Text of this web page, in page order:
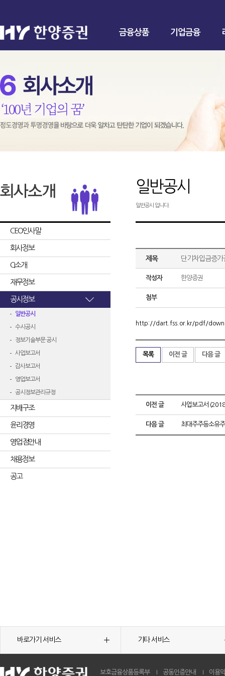
금융상품 기업금융
CEO인사말
회사정보
CI소개
재무정보
공시정보
일반공시
수시공시
정보기술부문 공시
사업보고서
감사보고서
영업보고서
공시정보관리규정
지배구조
윤리경영
영업점안내
채용정보
공고
일반공시
일반공시 입니다.
제목 단기차입금증가
작성자 한양증권
첨부
http://dart.fss.or.kr/pdf/
목록 이전 글 다음 글
이전 글 사업보고서
다음 글 최대주주등소유
바로가기 서비스 기타 서비스
보호금융상품등록부 공동인증안내 이용